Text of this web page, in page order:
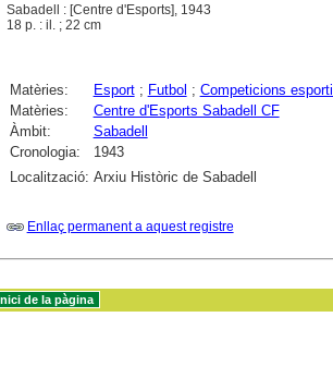
Sabadell : [Centre d'Esports], 1943
18 p. : il. ; 22 cm
Matèries: Esport; Futbol ; Competicions
Matèries:
Centre d'Esports Sabadell CF
Àmbit:
Sabadell
Cronologia:
1943
Localització: Arxiu Històric de Sabadell
Enllaç permanent a aquest registre